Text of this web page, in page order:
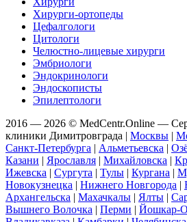
Хирурги-ортопеды
Цефалгологи
Цитологи
Челюстно-лицевые хирурги
Эмбриологи
Эндокринологи
Эндоскописты
Эпилептологи
2016 — 2026 © MedCentr.Online —
клиники Димитровграда | Москвы |
Санкт-Петербурга | Альметьевска |
Казани | Ярославля | Михайловска |
Ижевска | Сургута | Тулы | Кургана |
Новокузнецка | Нижнего Новгорода |
Архангельска | Махачкалы | Ялты |
Вышнего Волочка | Перми | Йошкар-